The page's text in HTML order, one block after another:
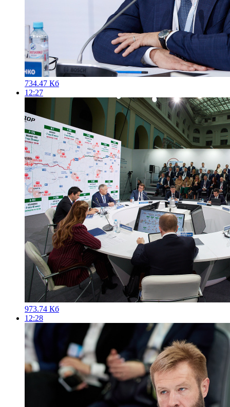
734.47 Кб
12:27
973.74 Кб
12:28